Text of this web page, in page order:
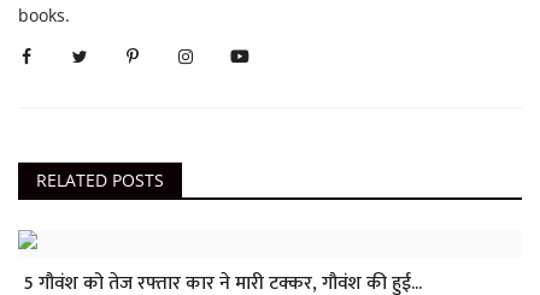
books.
RELATED POSTS
5 गौवंश को तेज रफ्तार कार ने मारी टक्कर, गौवंश की हुई...